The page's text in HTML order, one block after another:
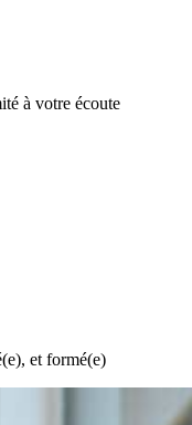
à votre écoute
et formé(e)